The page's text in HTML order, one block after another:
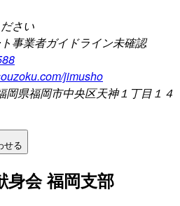
さい
事業者ガイドライン未確認
jimusho
岡県福岡市中央区天神１丁目１４
せる
身会 福岡支部